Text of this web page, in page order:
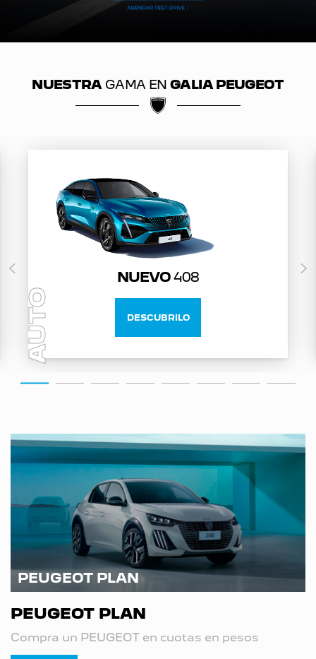
NUESTRA GAMA ENGALIA PEUGEOT
AUTO
NUEVO408
DESCUBRILO
PEUGEOT PLAN
PEUGEOT PLAN
Compra un PEUGEOT en cuotas en pesos